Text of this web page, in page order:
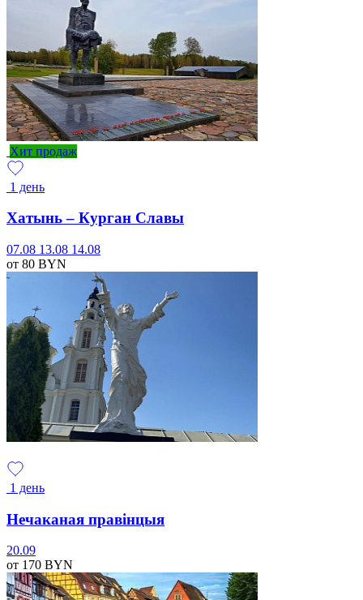
Хит продаж
1 день
Хатынь – Курган Славы
07.08 13.08 14.08
от 80 BYN
1 день
Нечаканая правінцыя
20.09
от 170 BYN